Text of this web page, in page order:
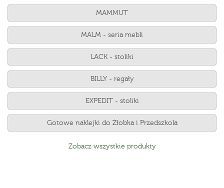
MAMMUT
MALM - seria mebli
LACK - stoliki
BILLY - regały
EXPEDIT - stoliki
Gotowe naklejki do Żłobka i Przedszkola
Zobacz wszystkie produkty